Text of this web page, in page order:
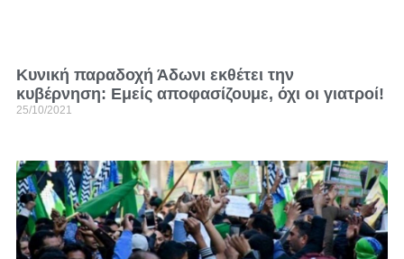
Κυνική παραδοχή Άδωνι εκθέτει την
κυβέρνηση: Εμείς αποφασίζουμε, όχι οι γιατροί!
25/10/2021